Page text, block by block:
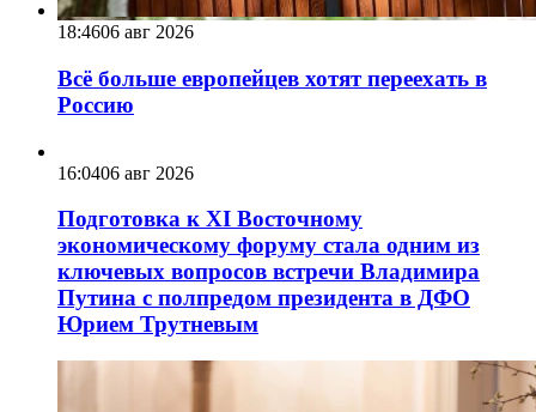
18:4606 авг 2026
Всё больше европейцев хотят переехать в
Россию
16:0406 авг 2026
Подготовка к XI Восточному
экономическому форуму стала одним из
ключевых вопросов встречи Владимира
Путина с полпредом президента в ДФО
Юрием Трутневым